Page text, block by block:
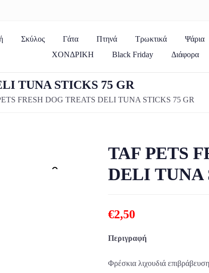
Σκύλος Γάτα Πτηνά Τρωκτικά Ψάρια
ΧΟΝΔΡΙΚΗ
Black Friday Διάφορα
TUNA STICKS 75 GR
FRESH DOG TREATS DELI TUNA STICKS 75 GR
TAF PETS
DELI TUNA
€2,50
Περιγραφή
Φρέσκια λιχουδιά